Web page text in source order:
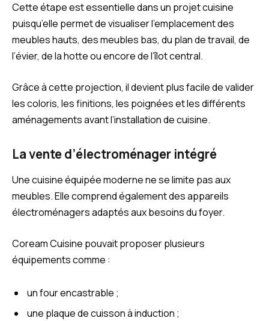
Cette étape est essentielle dans un projet cuisine
puisqu’elle permet de visualiser l’emplacement des
meubles hauts, des meubles bas, du plan de travail, de
l’évier, de la hotte ou encore de l’îlot central.
Grâce à cette projection, il devient plus facile de valider
les coloris, les finitions, les poignées et les différents
aménagements avant l’installation de cuisine.
La vente d’électroménager intégré
Une cuisine équipée moderne ne se limite pas aux
meubles. Elle comprend également des appareils
électroménagers adaptés aux besoins du foyer.
Coream Cuisine pouvait proposer plusieurs
équipements comme :
un four encastrable ;
une plaque de cuisson à induction ;